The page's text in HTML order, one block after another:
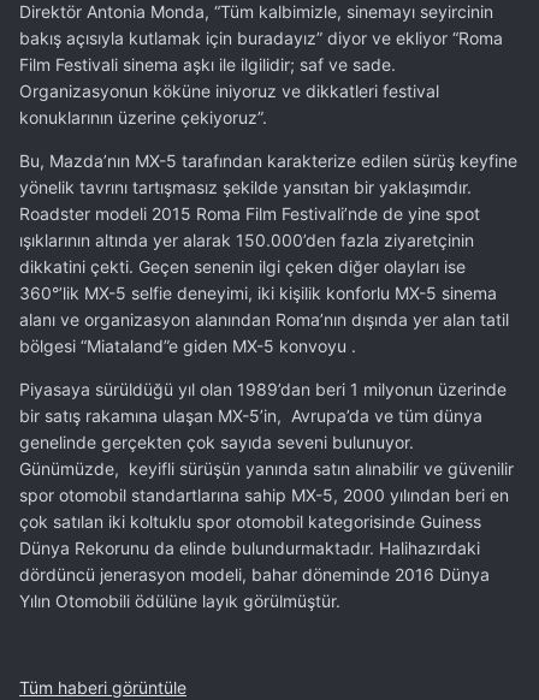
Direktör Antonia Monda, “Tüm kalbimizle, sinemayı seyircinin
bakış açısıyla kutlamak için buradayız” diyor ve ekliyor “Roma
Film Festivali sinema aşkı ile ilgilidir; saf ve sade.
Organizasyonun köküne iniyoruz ve dikkatleri festival
konuklarının üzerine çekiyoruz”.
Bu, Mazda’nın MX-5 tarafından karakterize edilen sürüş keyfine
yönelik tavrını tartışmasız şekilde yansıtan bir yaklaşımdır.
Roadster modeli 2015 Roma Film Festivali’nde de yine spot
ışıklarının altında yer alarak 150.000’den fazla ziyaretçinin
dikkatini çekti. Geçen senenin ilgi çeken diğer olayları ise
360°’lik MX-5 selfie deneyimi, iki kişilik konforlu MX-5 sinema
alanı ve organizasyon alanından Roma’nın dışında yer alan tatil
bölgesi “Miataland”e giden MX-5 konvoyu .
Piyasaya sürüldüğü yıl olan 1989’dan beri 1 milyonun üzerinde
bir satış rakamına ulaşan MX-5’in, Avrupa’da ve tüm dünya
genelinde gerçekten çok sayıda seveni bulunuyor.
Günümüzde, keyifli sürüşün yanında satın alınabilir ve güvenilir
spor otomobil standartlarına sahip MX-5, 2000 yılından beri en
çok satılan iki koltuklu spor otomobil kategorisinde Guiness
Dünya Rekorunu da elinde bulundurmaktadır. Halihazırdaki
dördüncü jenerasyon modeli, bahar döneminde 2016 Dünya
Yılın Otomobili ödülüne layık görülmüştür.
Tüm haberi görüntüle